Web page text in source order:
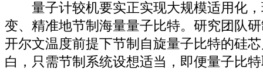
量子计较机要实正实现大规模适用化，
变、精准地节制海量量子比特。研究团队
开尔文温度前提下节制自旋量子比特的硅
白，只需节制系统设想适当，即便量子比